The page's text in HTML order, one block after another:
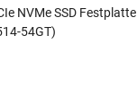
NVMe SSD
54GT)